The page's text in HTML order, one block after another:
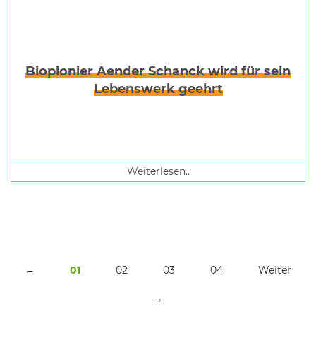
Biopionier Aender Schanck wird für sein
Lebenswerk geehrt
Weiterlesen..
← 01 02 03 04 Weiter
→